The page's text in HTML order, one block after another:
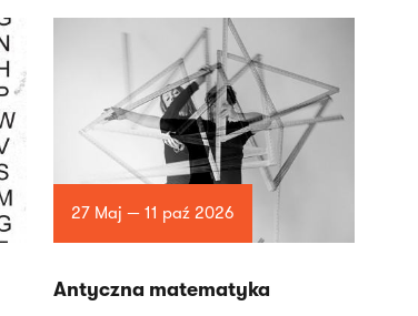
27 Maj — 11 paź 2026
Antyczna matematyka